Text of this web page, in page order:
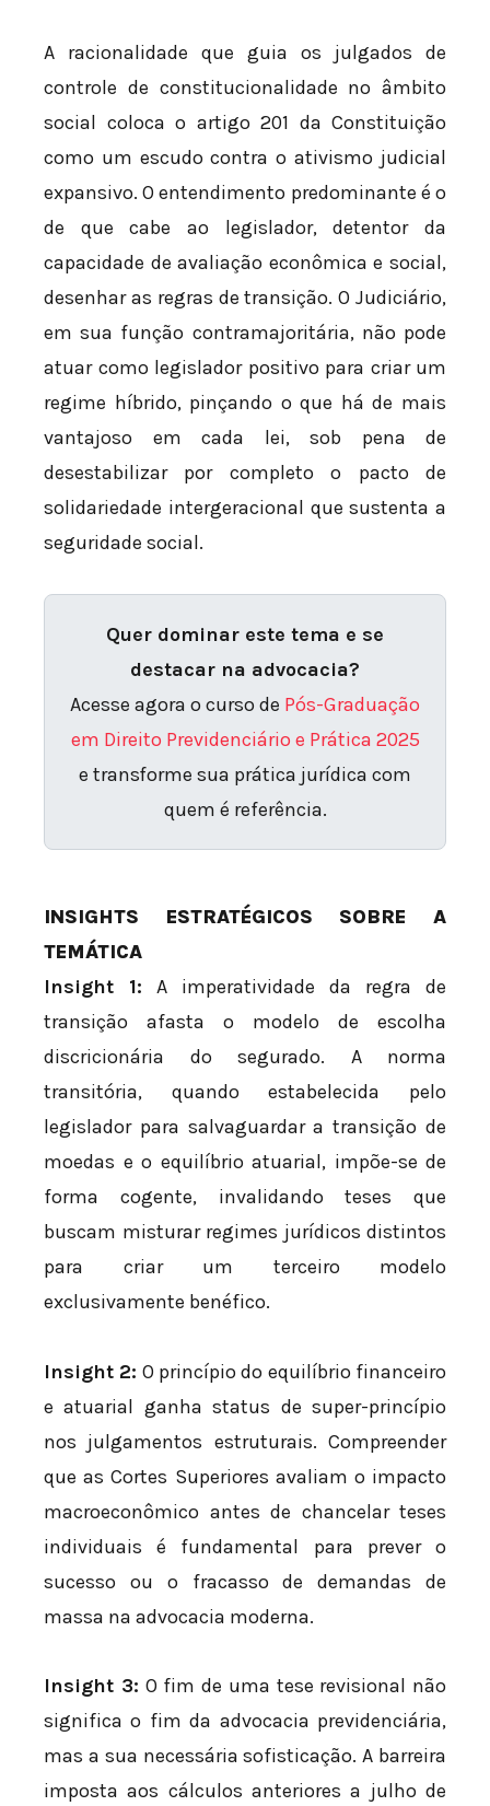
A racionalidade que guia os julgados de
controle de constitucionalidade no âmbito
social coloca o artigo 201 da Constituição
como um escudo contra o ativismo judicial
expansivo. O entendimento predominante é o
de que cabe ao legislador, detentor da
capacidade de avaliação econômica e social,
desenhar as regras de transição. O Judiciário,
em sua função contramajoritária, não pode
atuar como legislador positivo para criar um
regime híbrido, pinçando o que há de mais
vantajoso em cada lei, sob pena de
desestabilizar por completo o pacto de
solidariedade intergeracional que sustenta a
seguridade social.
Quer dominar este tema e se
destacar na advocacia?
Acesse agora o curso de Pós-Graduação
em Direito Previdenciário e Prática 2025
e transforme sua prática jurídica com
quem é referência.
INSIGHTS ESTRATÉGICOS SOBRE A
TEMÁTICA
Insight 1: A imperatividade da regra de
transição afasta o modelo de escolha
discricionária do segurado. A norma
transitória, quando estabelecida pelo
legislador para salvaguardar a transição de
moedas e o equilíbrio atuarial, impõe-se de
forma cogente, invalidando teses que
buscam misturar regimes jurídicos distintos
para criar um terceiro modelo
exclusivamente benéfico.
Insight 2: O princípio do equilíbrio financeiro
e atuarial ganha status de super-princípio
nos julgamentos estruturais. Compreender
que as Cortes Superiores avaliam o impacto
macroeconômico antes de chancelar teses
individuais é fundamental para prever o
sucesso ou o fracasso de demandas de
massa na advocacia moderna.
Insight 3: O fim de uma tese revisional não
significa o fim da advocacia previdenciária,
mas a sua necessária sofisticação. A barreira
imposta aos cálculos anteriores a julho de